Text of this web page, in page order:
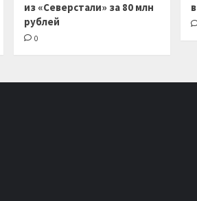
из «Северстали» за 80 млн
рублей
0